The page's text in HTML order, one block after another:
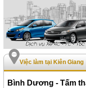
Việc làm tại Kiên Giang
Bình Dương - Tấm